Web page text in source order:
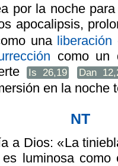
por la noche
apocalipsis,
una liberación
como un
Is 26,19 Dan
en la noche
NT
a Dios: «La
luminosa